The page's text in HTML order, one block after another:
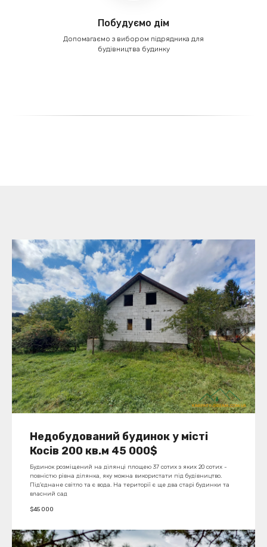
Побудуємо дім
Допомагаємо з вибором підрядника для
будівництва будинку
Недобудований будинок у місті
Косів 200 кв.м 45 000$
Будинок розміщений на ділянці площею 37 сотих з яких 20 сотих -
повністю рівна ділянка, яку можна використати під будівництво.
Під'єднане світло та є вода. На території є ще два старі будинки та
власний сад
$45 000